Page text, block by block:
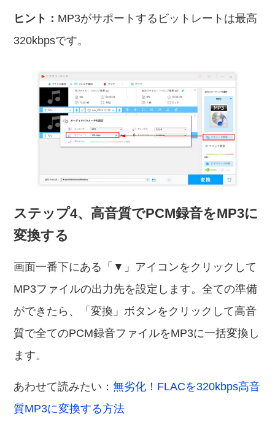
ヒント： MP3がサポートするビットレートは最高
320kbpsです。
ステップ4、高音質でPCM録音をMP3に
変換する
画面一番下にある「▼」アイコンをクリックして
MP3ファイルの出力先を設定します。全ての準備
ができたら、「変換」ボタンをクリックして高音
質で全てのPCM録音ファイルをMP3に一括変換し
ます。
あわせて読みたい：無劣化！FLACを320kbps高音
質MP3に変換する方法